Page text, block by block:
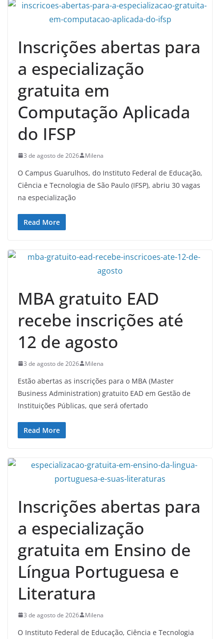
Inscrições abertas para
a especialização
gratuita em
Computação Aplicada
do IFSP
3 de agosto de 2026 Milena
O Campus Guarulhos, do Instituto Federal de Educação,
Ciência e Tecnologia de São Paulo (IFSP), abriu 30 vagas
na especialização
Read More
MBA gratuito EAD
recebe inscrições até
12 de agosto
3 de agosto de 2026 Milena
Estão abertas as inscrições para o MBA (Master
Business Administration) gratuito EAD em Gestão de
Instituições Públicas, que será ofertado
Read More
Inscrições abertas para
a especialização
gratuita em Ensino de
Língua Portuguesa e
Literatura
3 de agosto de 2026 Milena
O Instituto Federal de Educação, Ciência e Tecnologia